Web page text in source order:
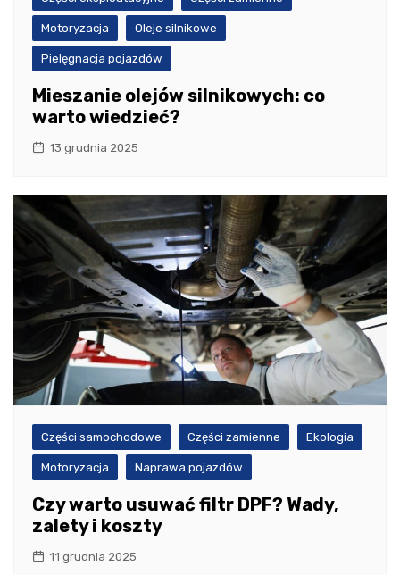
Motoryzacja Oleje silnikowe
Pielęgnacja pojazdów
Mieszanie olejów silnikowych: co
warto wiedzieć?
13 grudnia 2025
Części samochodowe Części zamienne Ekologia
Motoryzacja Naprawa pojazdów
Czy warto usuwać filtr DPF? Wady,
zalety i koszty
11 grudnia 2025